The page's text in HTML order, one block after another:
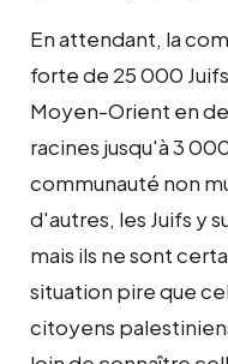
En attendant, la
forte de 25 000
Moyen-Orient en
racines jusqu'à 3
communauté non
d'autres, les Juifs y
mais ils ne sont
situation pire que
citoyens